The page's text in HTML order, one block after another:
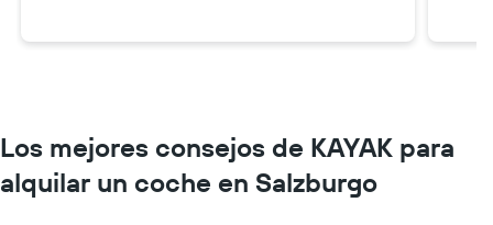
Los mejores consejos de KAYAK para
alquilar un coche en Salzburgo